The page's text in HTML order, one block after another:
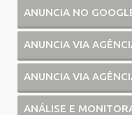
ANUNCIA NO
ANUNCIA VIA
ANUNCIA VIA
ANÁLISE E